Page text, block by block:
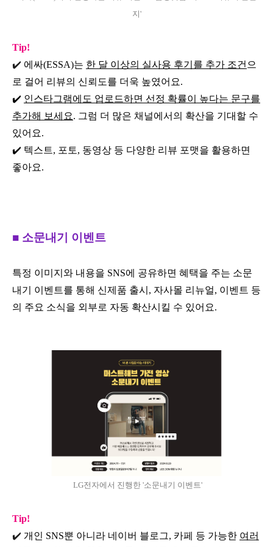
지'
Tip!
✔️ 에싸(ESSA)는 한 달 이상의 실사용 후기를 추가 조건 으
로 걸어 리뷰의 신뢰도를 더욱 높였어요.
✔️ 인스타그램에도 업로드하면 선정 확률이 높다는 문구를
추가해 보세요. 그럼 더 많은 채널에서의 확산을 기대할 수
있어요.
✔️ 텍스트, 포토, 동영상 등 다양한 리뷰 포맷을 활용하면
좋아요.
■ 소문내기 이벤트
특정 이미지와 내용을 SNS에 공유하면 혜택을 주는 소문
내기 이벤트를 통해 신제품 출시, 자사몰 리뉴얼, 이벤트 등
의 주요 소식을 외부로 자동 확산시킬 수 있어요.
LG전자에서 진행한 '소문내기 이벤트'
Tip!
✔️ 개인 SNS뿐 아니라 네이버 블로그, 카페 등 가능한 여러